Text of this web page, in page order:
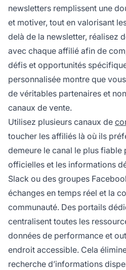
newsletters remplissent une
et motiver, tout en valorisant
delà de la newsletter, réalisez
avec chaque affilié afin de
défis et opportunités
personnalisée montre que
de véritables partenaires et
canaux de vente.
Utilisez plusieurs canaux de
toucher les affiliés là où ils
demeure le canal le plus fiable
officielles et les informations
Slack ou des groupes
échanges en temps réel et la
communauté. Des portails
centralisent toutes les
données de performance et
endroit accessible. Cela
recherche d’informations